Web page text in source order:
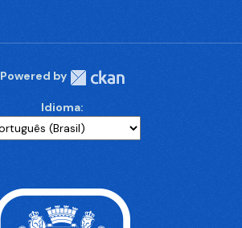
Powered by
Idioma